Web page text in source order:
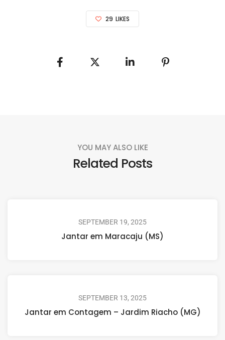
29 LIKES
YOU MAY ALSO LIKE
Related Posts
SEPTEMBER 19, 2025
Jantar em Maracaju (MS)
SEPTEMBER 13, 2025
Jantar em Contagem – Jardim Riacho (MG)